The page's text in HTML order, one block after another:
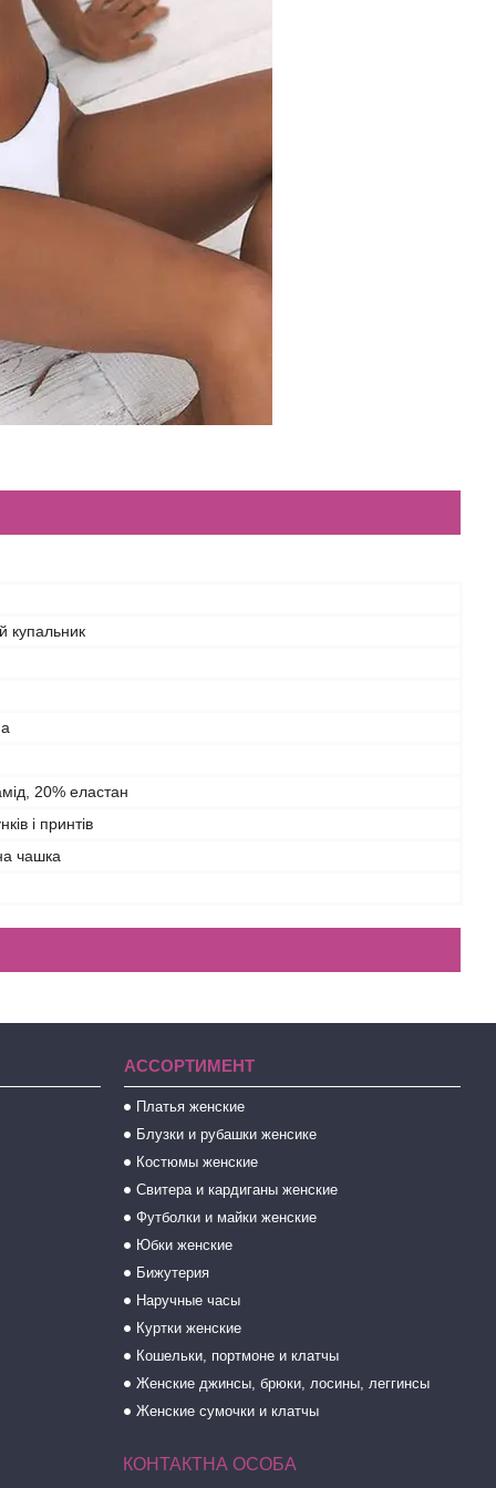
купальник
20% еластан
і принтів
чашка
АССОРТИМЕНТ
Платья женские
Блузки и рубашки женсике
Костюмы женские
Свитера и кардиганы женские
Футболки и майки женские
Юбки женские
Бижутерия
Наручные часы
Куртки женские
Кошельки, портмоне и клатчы
Женские джинсы, брюки, лосины, леггинсы
Женские сумочки и клатчы